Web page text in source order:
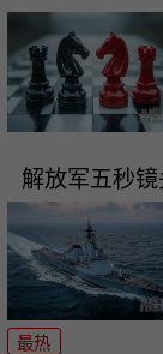
解放军五秒
最热